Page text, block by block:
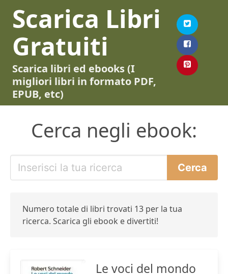
Scarica Libri
Gratuiti
Scarica libri ed ebooks (I
migliori libri in formato PDF,
EPUB, etc)
Cerca negli ebook:
Numero totale di libri trovati 13 per la tua
ricerca. Scarica gli ebook e divertiti!
Le voci del mondo